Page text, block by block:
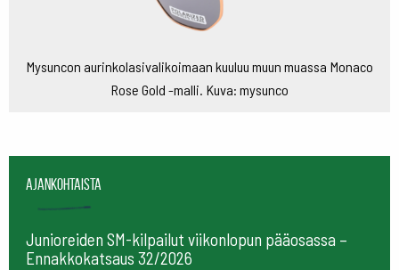
Mysuncon aurinkolasivalikoimaan kuuluu muun muassa Monaco
Rose Gold -malli. Kuva: mysunco
Ajankohtaista
Junioreiden SM-kilpailut viikonlopun pääosassa –
Ennakkokatsaus 32/2026